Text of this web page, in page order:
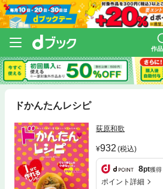
作
ドかんたんレシピ
荻原和歌
932 (税込)
8pt獲得
ポイント詳細